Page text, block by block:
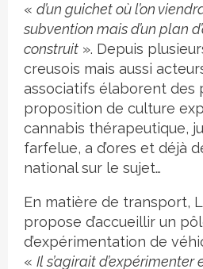
« d’un guichet où l’on
subvention mais d’un plan
construit ». Depuis
creusois mais aussi
associatifs élaborent des
proposition de culture
cannabis thérapeutique,
farfelue, a d’ores et déjà
national sur le sujet…
En matière de transport,
propose d’accueillir un
d’expérimentation de
« Il s’agirait d’expérimenter